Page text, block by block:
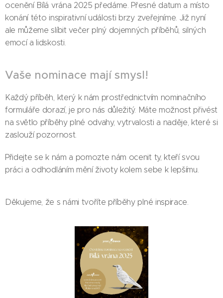
ocenění Bílá vrána 2025 předáme. Přesné datum a místo
konání této inspirativní události brzy zveřejníme. Již nyní
ale můžeme slíbit večer plný dojemných příběhů, silných
emocí a lidskosti.
Vaše nominace mají smysl!
Každý příběh, který k nám prostřednictvím nominačního
formuláře dorazí, je pro nás důležitý. Máte možnost přivést
na světlo příběhy plné odvahy, vytrvalosti a naděje, které si
zaslouží pozornost.
Přidejte se k nám a pomozte nám ocenit ty, kteří svou
práci a odhodláním mění životy kolem sebe k lepšímu.
Děkujeme, že s námi tvoříte příběhy plné inspirace.